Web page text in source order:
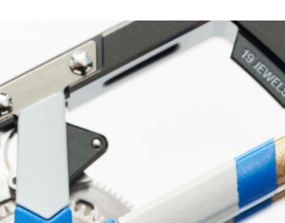
播部企劃製作 加入追蹤